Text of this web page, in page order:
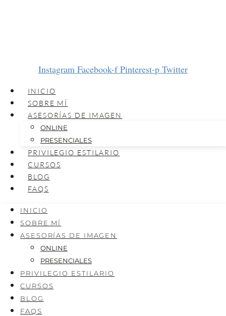
Instagram Facebook-f Pinterest-p Twitter
INICIO
SOBRE MÍ
ASESORÍAS DE IMAGEN
ONLINE
PRESENCIALES
PRIVILEGIO ESTILARIO
CURSOS
BLOG
FAQS
INICIO
SOBRE MÍ
ASESORÍAS DE IMAGEN
ONLINE
PRESENCIALES
PRIVILEGIO ESTILARIO
CURSOS
BLOG
FAQS